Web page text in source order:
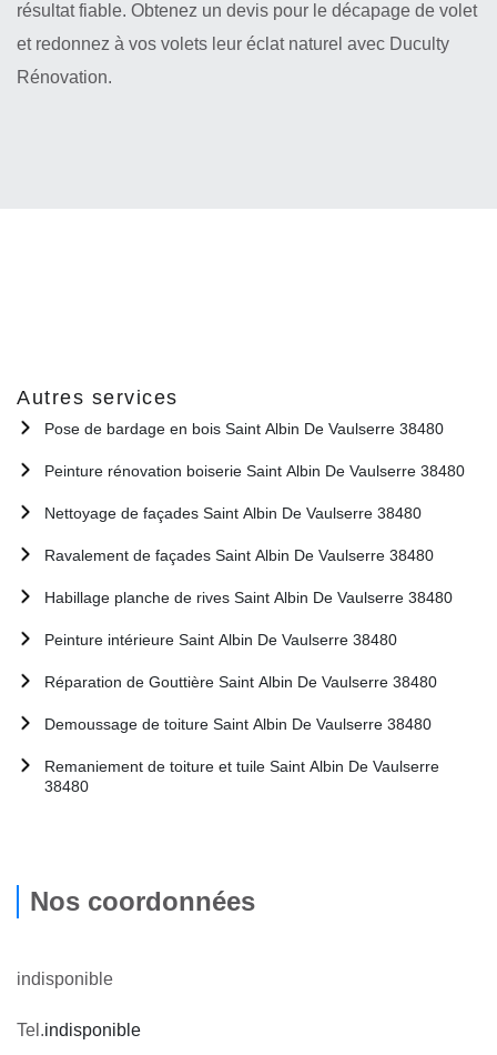
résultat fiable. Obtenez un devis pour le décapage de volet
et redonnez à vos volets leur éclat naturel avec Duculty
Rénovation.
Autres services
Pose de bardage en bois Saint Albin De Vaulserre 38480
Peinture rénovation boiserie Saint Albin De Vaulserre 38480
Nettoyage de façades Saint Albin De Vaulserre 38480
Ravalement de façades Saint Albin De Vaulserre 38480
Habillage planche de rives Saint Albin De Vaulserre 38480
Peinture intérieure Saint Albin De Vaulserre 38480
Réparation de Gouttière Saint Albin De Vaulserre 38480
Demoussage de toiture Saint Albin De Vaulserre 38480
Remaniement de toiture et tuile Saint Albin De Vaulserre
38480
Nos coordonnées
indisponible
Tel.indisponible